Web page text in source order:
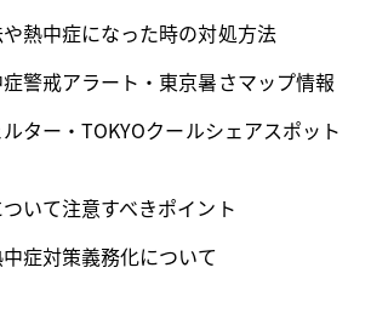
熱中症になった時の対処方法
警戒アラート・東京暑さマップ情報
ター・TOKYOクールシェアスポット
いて注意すべきポイント
症対策義務化について